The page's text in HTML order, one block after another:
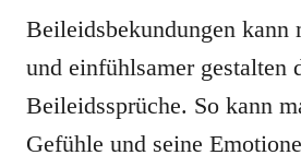
Beileidsbekundungen kann
und einfühlsamer gestalten
Beileidssprüche. So kann
Gefühle und seine